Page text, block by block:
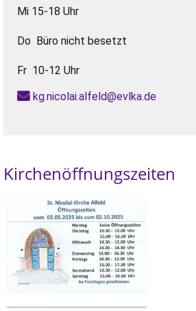
Mi 15-18 Uhr
Do Büro nicht besetzt
Fr 10-12 Uhr
kg.nicolai.alfeld@evlka.de
Kirchenöffnungszeiten